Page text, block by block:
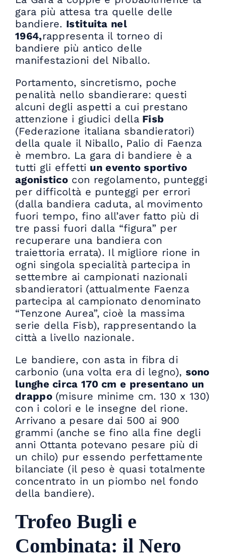
gara più attesa tra quelle delle
bandiere. Istituita nel
1964,rappresenta il torneo di
bandiere più antico delle
manifestazioni del Niballo.
Portamento, sincretismo, poche
penalità nello sbandierare: questi
alcuni degli aspetti a cui prestano
attenzione i giudici dellaFisb
(Federazione italiana sbandieratori)
della quale il Niballo, Palio di Faenza
è membro. La gara di bandiere è a
tutti gli effetti un evento sportivo
agonistico con regolamento, punteggi
per difficoltà e punteggi per errori
(dalla bandiera caduta, al movimento
fuori tempo, fino all’aver fatto più di
tre passi fuori dalla “figura” per
recuperare una bandiera con
traiettoria errata). Il migliore rione in
ogni singola specialità partecipa in
settembre ai campionati nazionali
sbandieratori (attualmente Faenza
partecipa al campionato denominato
“Tenzone Aurea”, cioè la massima
serie della Fisb), rappresentando la
città a livello nazionale.
Le bandiere, con asta in fibra di
carbonio (una volta era di legno), sono
lunghe circa 170 cm e presentano un
drappo (misure minime cm. 130 x 130)
con i colori e le insegne del rione.
Arrivano a pesare dai 500 ai 900
grammi (anche se fino alla fine degli
anni Ottanta potevano pesare più di
un chilo) pur essendo perfettamente
bilanciate (il peso è quasi totalmente
concentrato in un piombo nel fondo
della bandiere).
Trofeo Bugli e
Combinata: il Nero